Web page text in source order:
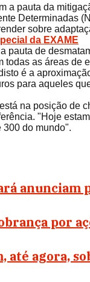
a pauta da
Determinadas
sobre
da EXAME
pauta de
todas as áreas de
é a
para aqueles
na posição de
"Hoje
300 do mundo".
anunciam
por
até agora,